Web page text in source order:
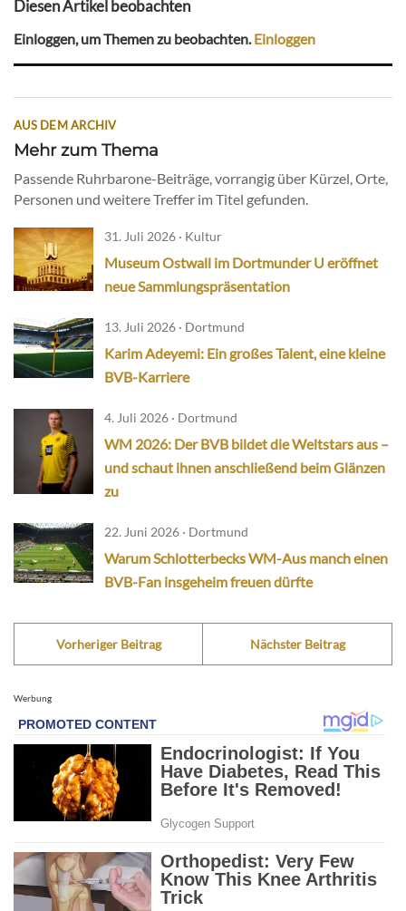
Diesen Artikel beobachten
Einloggen, um Themen zu beobachten.Einloggen
AUS DEM ARCHIV
Mehr zum Thema
Passende Ruhrbarone-Beiträge, vorrangig über Kürzel, Orte,
Personen und weitere Treffer im Titel gefunden.
31. Juli 2026 · Kultur
Museum Ostwall im Dortmunder U eröffnet
neue Sammlungspräsentation
13. Juli 2026 · Dortmund
Karim Adeyemi: Ein großes Talent, eine kleine
BVB-Karriere
4. Juli 2026 · Dortmund
WM 2026: Der BVB bildet die Weltstars aus –
und schaut ihnen anschließend beim Glänzen
zu
22. Juni 2026 · Dortmund
Warum Schlotterbecks WM-Aus manch einen
BVB-Fan insgeheim freuen dürfte
Vorheriger Beitrag Nächster Beitrag
Werbung